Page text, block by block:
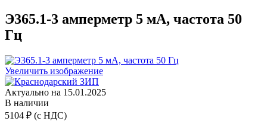
Э365.1-3 амперметр 5 мА, частота 50
Гц
Увеличить изображение
Актуально на 15.01.2025
В наличии
5104 ₽ (с НДС)